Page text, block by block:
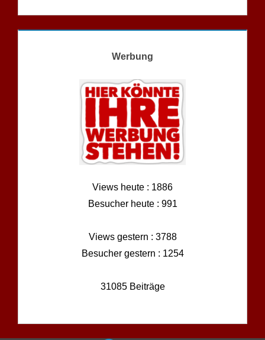
Werbung
Views heute : 1886
Besucher heute : 991
Views gestern : 3788
Besucher gestern : 1254
31085 Beiträge